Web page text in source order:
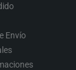
Envío